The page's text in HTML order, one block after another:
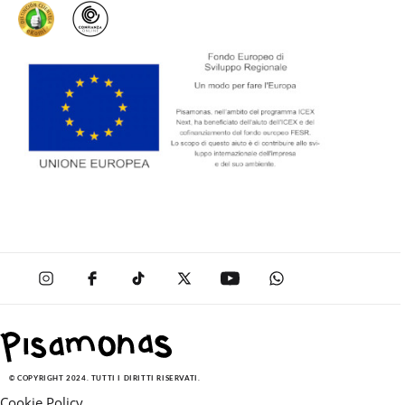
© COPYRIGHT 2024. TUTTI I DIRITTI RISERVATI.